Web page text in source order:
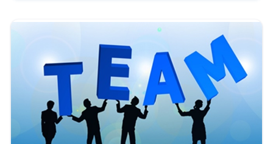
「チームワーク」という言葉は、小学低学年でも知って
いるのではないでしょうか？ 子供時代から大人になった
今までの長い期間知りつづけてきた「チームワーク」と
いう言葉。 「個人で戦うより、チームで戦うほうが強
い」ということは知 ...
" width="520" height="300" />